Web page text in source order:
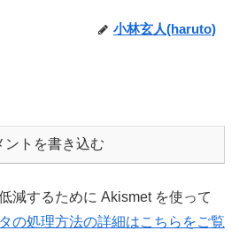
小林玄人(haruto)
ントを書き込む
減するために Akismet を使って
の処理方法の詳細はこちらをご覧